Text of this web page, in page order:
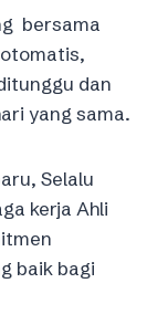
bersama
dan
yang sama.
Selalu
kerja Ahli
baik bagi